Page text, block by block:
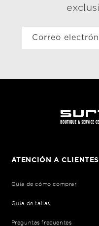
Correo
ATENCIÓN A CLIENTES
Guía de cómo comprar
Guía de tallas
Preguntas frecuentes